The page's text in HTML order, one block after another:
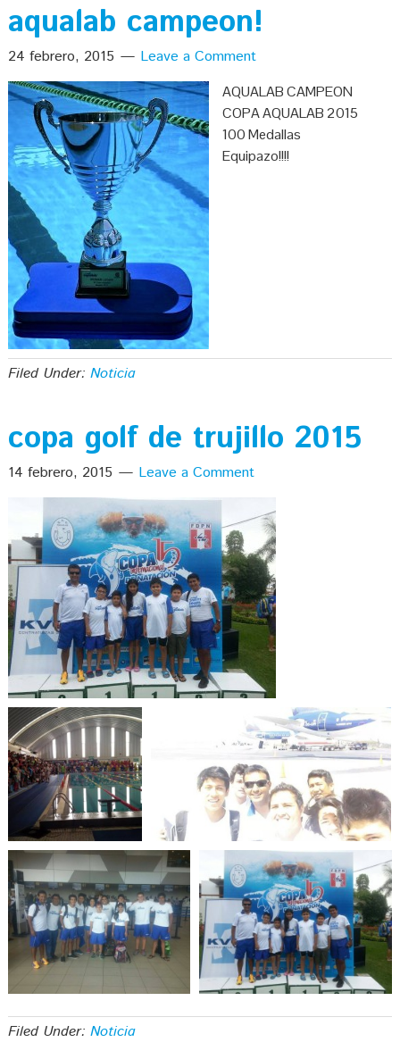
aqualab campeon!
24 febrero, 2015 Leave a Comment
AQUALAB CAMPEON
COPA AQUALAB 2015
100 Medallas
Equipazo!!!!
Filed Under: Noticia
copa golf de trujillo 2015
14 febrero, 2015 Leave a Comment
Filed Under: Noticia